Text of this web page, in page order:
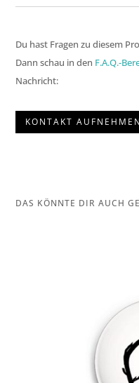
Du hast Fragen zu diesem
Dann schau in den F.A.Q.-
Nachricht:
KONTAKT AUFNEHMEN
DAS KÖNNTE DIR AUCH